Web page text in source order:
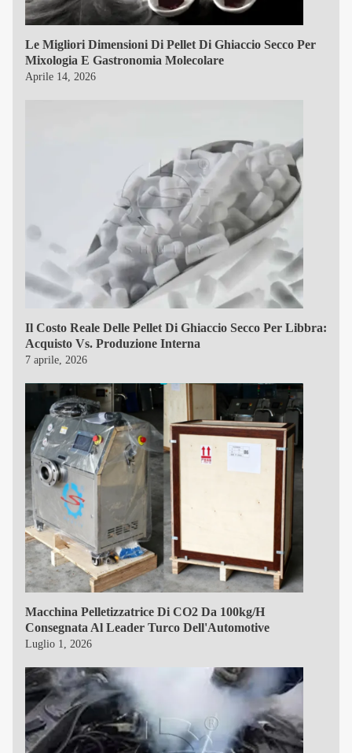
Le Migliori Dimensioni Di Pellet Di Ghiaccio Secco Per
Mixologia E Gastronomia Molecolare
Aprile 14, 2026
Il Costo Reale Delle Pellet Di Ghiaccio Secco Per Libbra:
Acquisto Vs. Produzione Interna
7 aprile, 2026
Macchina Pelletizzatrice Di CO2 Da 100kg/h
Consegnata Al Leader Turco Dell'Automotive
Luglio 1, 2026